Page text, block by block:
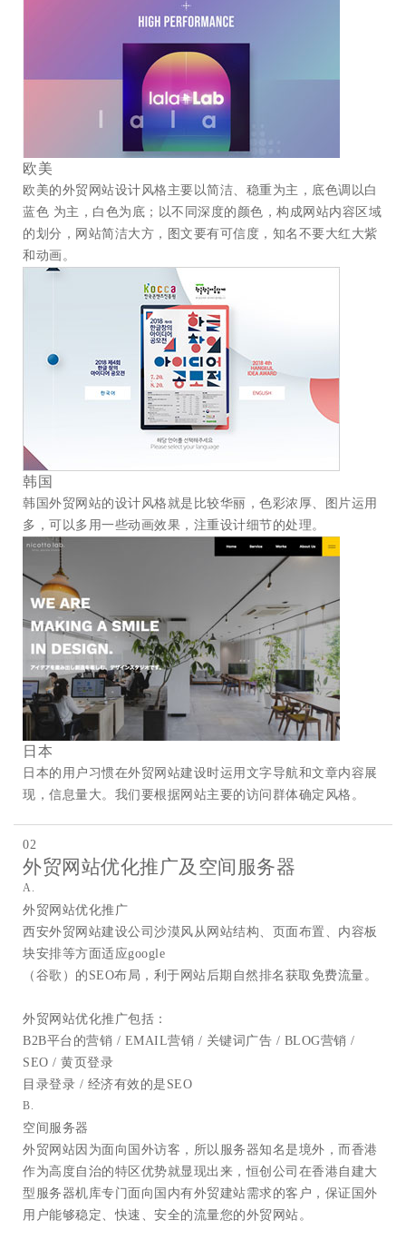
欧美
欧美的外贸网站设计 风格主要以简洁、稳重为主，底色调以白
蓝色 为主，白色为底；以不同深度的颜色，构成网站内容区域
的划分，网站简洁大方，图文要有可信度，知名不要大红大紫
和动画。
韩国
韩国外贸网站的设计风格就是比较华丽，色彩浓厚、图片运用
多，可以多用一些动画效果，注重设计细节的处理。
日本
日本的用户习惯在外贸网站建设时运用文字导航和文章内容展
现，信息量大。我们要根据网站主要的访问群体确定风格。
02
外贸网站优化推广及空间服务器
A.
外贸网站优化推广
西安外贸网站建设公司沙漠风从网站结构、页面布置、内容板
块安排等方面适应google
（谷歌）的SEO布局，利于网站后期自然排名获取免费流量。
外贸网站优化推广包括：
B2B平台的营销 / EMAIL营销 / 关键词广告 / BLOG营销 /
SEO / 黄页登录
目录登录 / 经济有效的是SEO
B.
空间服务器
外贸网站因为面向国外访客，所以服务器知名是境外，而香港
作为高度自治的特区优势就显现出来，恒创公司在香港自建大
型服务器机库专门面向国内有外贸建站需求的客户，保证国外
用户能够稳定、快速、安全的流量您的外贸网站。